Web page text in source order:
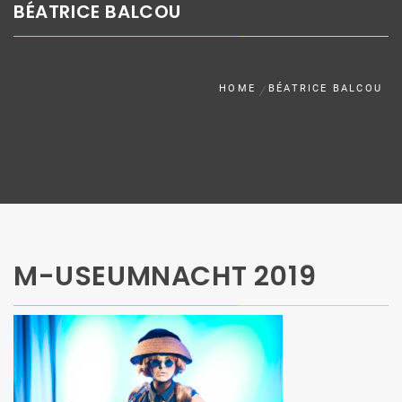
BÉATRICE BALCOU
HOME BÉATRICE BALCOU
M-USEUMNACHT 2019